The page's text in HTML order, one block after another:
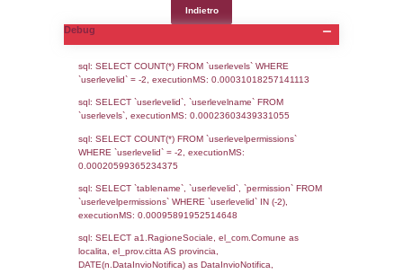
CONTROLLO A CUI è SOGGETTO LO
DELL'AMBIENTE/TERRITORIO
STABILIMENTO
SEZIONE H (pubblico) - DESCRIZIONE
STABILIMENTO E RIEPILOGO SOSTANZE
DI CUI ALL'ALLEGATO 1 DEL DECRETO